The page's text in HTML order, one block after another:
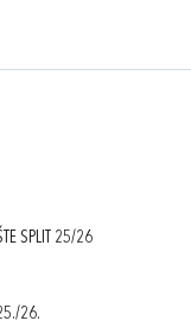
SPLIT 25/26
26.